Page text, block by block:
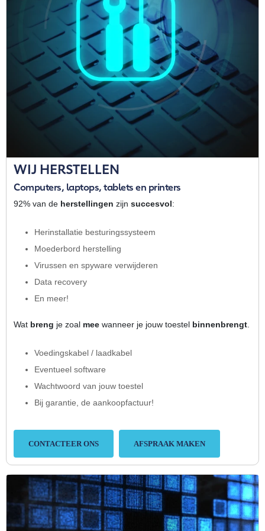
WIJ HERSTELLEN
Computers, laptops, tablets en printers
92% van de herstellingen zijn succesvol:
Herinstallatie besturingssysteem
Moederbord herstelling
Virussen en spyware verwijderen
Data recovery
En meer!
Wat breng je zoal mee wanneer je jouw toestel binnenbrengt.
Voedingskabel / laadkabel
Eventueel software
Wachtwoord van jouw toestel
Bij garantie, de aankoopfactuur!
CONTACTEER ONS AFSPRAAK MAKEN